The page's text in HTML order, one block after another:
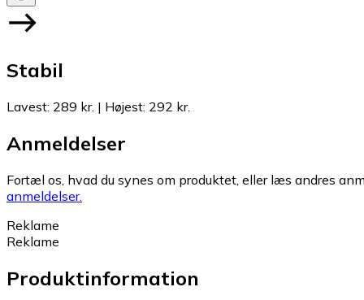
Stabil
Lavest: 289 kr. | Højest: 292 kr.
Anmeldelser
Fortæl os, hvad du synes om produktet, eller læs andres
anmeldelser.
Reklame
Reklame
Produktinformation